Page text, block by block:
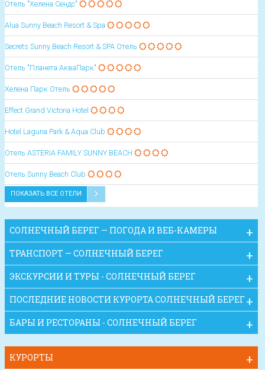
Отель "Хелена Сендс"
Alua Sunny Beach Resort & Spa
Secrets Sunny Beach Resort & SPA Отель
Отель "Планета АкваПарк"
Хелена Парк Отель
Effect Grand Victoria Hotel
Hotel Laguna Park & Aqua Club
Oтель ASTERIA FAMILY SUNNY BEACH
Oтель Sunny Beach Club
ПОКАЗАТЬ ВСЕ ОТЕЛИ
СОЛНЕЧНЫЙ БЕРЕГ — ПОГОДА И ВЕБ-КАМЕРЫ
ТРАНСПОРТ — СОЛНЕЧНЫЙ БЕРЕГ
ЭКСКУРСИИ И ТУРЫ - СОЛНЕЧНЫЙ БЕРЕГ
ПОСЛЕДНИЕ НОВОСТИ КУРОРТА СОЛНЕЧНЫЙ БЕРЕГ
БАРЫ И РЕСТОРАНЫ - СОЛНЕЧНЫЙ БЕРЕГ
КУРОРТЫ